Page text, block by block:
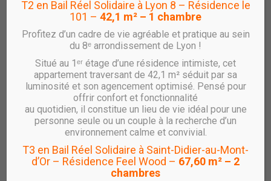
CARTE PROGRAMME
VISITE VIRTUELLE
PROGRAMMES EN COMMERCIALISATION
Vente UTÔPIA – T2 – B2.302
Appartement T2 Neuf avec loggia et
stationnement – Résidence UTÔPIA à Villeurbanne
Gratte-Ciel
RHÔNE SAÔNE HABITAT vous propose unappartement
T2 au 3ᵉ étage avec loggia et stationnement
T2 en Bail Réel Solidaire à Lyon 8 – Résidence le
101 – 42,1 m² – 1 chambre
Profitez d’un cadre de vie agréable et pratique au sein
du 8ᵉ arrondissement de Lyon !
Situé au 1ᵉʳ étage d’une résidence intimiste, cet
appartement traversant de 42,1 m² séduit par sa
luminosité et son agencement optimisé. Pensé pour
offrir confort et fonctionnalité
au quotidien, il constitue un lieu de vie idéal pour une
personne seule ou un couple à la recherche d’un
environnement calme et convivial.
T3 en Bail Réel Solidaire à Saint-Didier-au-Mont-
d’Or – Résidence Feel Wood – 67,60 m² – 2
chambres